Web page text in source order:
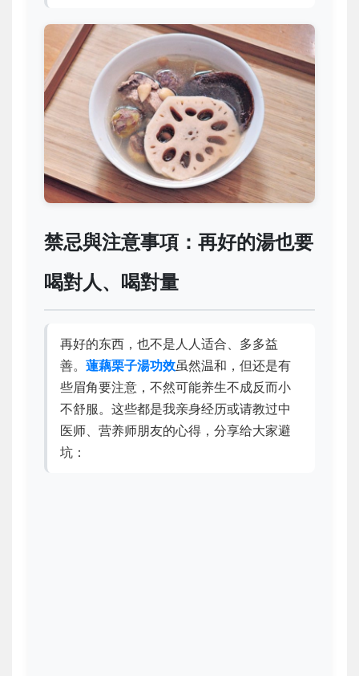
禁忌與注意事項：再好的湯也要
喝對人、喝對量
再好的东西，也不是人人适合、多多益
善。 蓮藕栗子湯功效虽然温和，但还是有
些眉角要注意，不然可能养生不成反而小
不舒服。这些都是我亲身经历或请教过中
医师、营养师朋友的心得，分享给大家避
坑：